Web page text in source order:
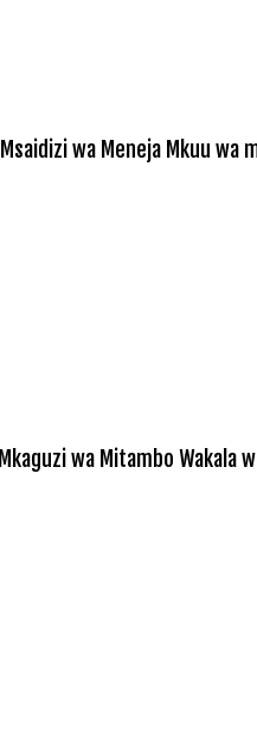
Msaidizi wa Meneja Mkuu wa
Mkaguzi wa Mitambo Wakala